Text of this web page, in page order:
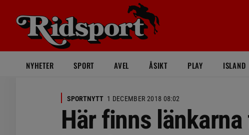
NYHETER SPORT AVEL ÅSIKT PLAY ISLAND
SPORTNYTT 1 DECEMBER 2018 08:02
Här finns